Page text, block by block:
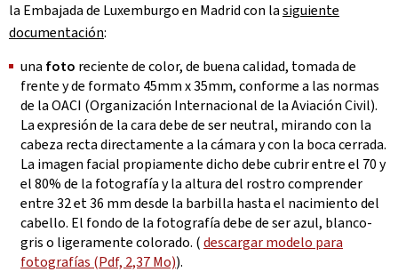
la Embajada de Luxemburgo en Madrid con lasiguiente
documentación:
una foto reciente de color, de buena calidad, tomada de
frente y de formato 45mm x 35mm, conforme a las normas
de la OACI (Organización Internacional de la Aviación Civil).
La expresión de la cara debe de ser neutral, mirando con la
cabeza recta directamente a la cámara y con la boca cerrada.
La imagen facial propiamente dicho debe cubrir entre el 70 y
el 80% de la fotografía y la altura del rostro comprender
entre 32 et 36 mm desde la barbilla hasta el nacimiento del
cabello. El fondo de la fotografía debe de ser azul, blanco-
gris o ligeramente colorado. (descargar modelo para
fotografías (Pdf, 2,37 Mo)).